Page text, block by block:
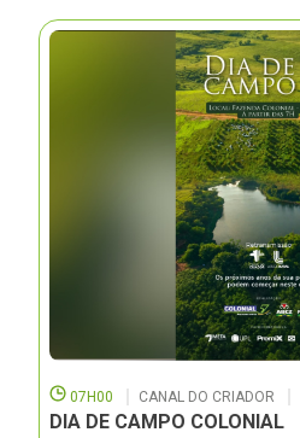
07H00 CANAL DO CRIADOR
DIA DE CAMPO COLONIAL